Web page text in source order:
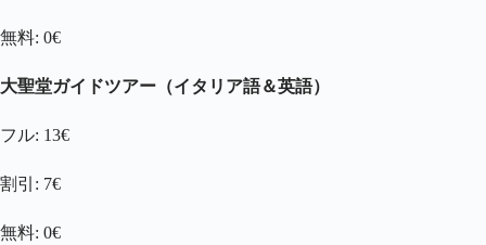
無料: 0€
大聖堂ガイドツアー（イタリア語＆英語）
フル: 13€
割引: 7€
無料: 0€